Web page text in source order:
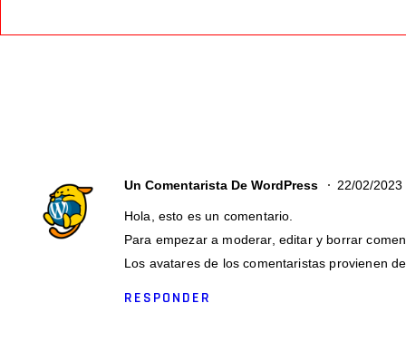
Un Comentarista De WordPress 22/02/2023
Hola, esto es un comentario.
Para empezar a moderar, editar y borrar
Los avatares de los comentaristas provienen
RESPONDER